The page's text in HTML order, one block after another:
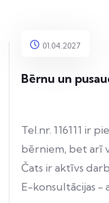
01.04.2027
Bērnu un
Tel.nr. 116111 ir
bērniem, bet arī
Čats ir aktīvs
E-konsultācijas -